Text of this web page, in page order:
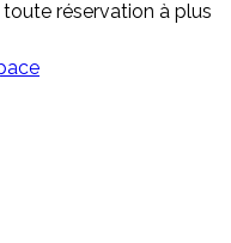
réservation à plus